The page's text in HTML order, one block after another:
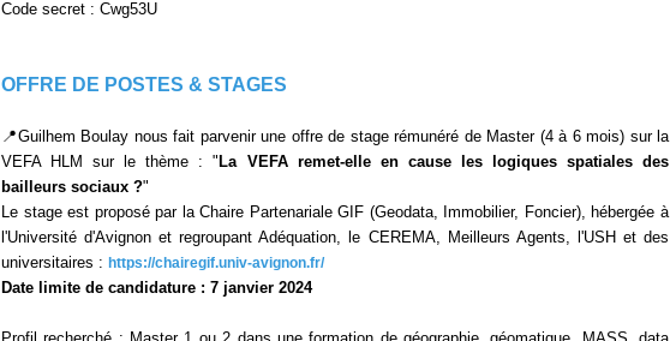
Code secret : Cwg53U
OFFRE DE POSTES & STAGES
📍Guilhem Boulay nous fait parvenir une offre de stage rémunéré de Master (4 à 6 mois) sur la
VEFA HLM sur le thème : " La VEFA remet-elle en cause les logiques spatiales des
bailleurs sociaux ?"
Le stage est proposé par la Chaire Partenariale GIF (Geodata, Immobilier, Foncier), hébergée à
l'Université d'Avignon et regroupant Adéquation, le CEREMA, Meilleurs Agents, l'USH et des
universitaires : https://chairegif.univ-avignon.fr/
Date limite de candidature : 7 janvier 2024